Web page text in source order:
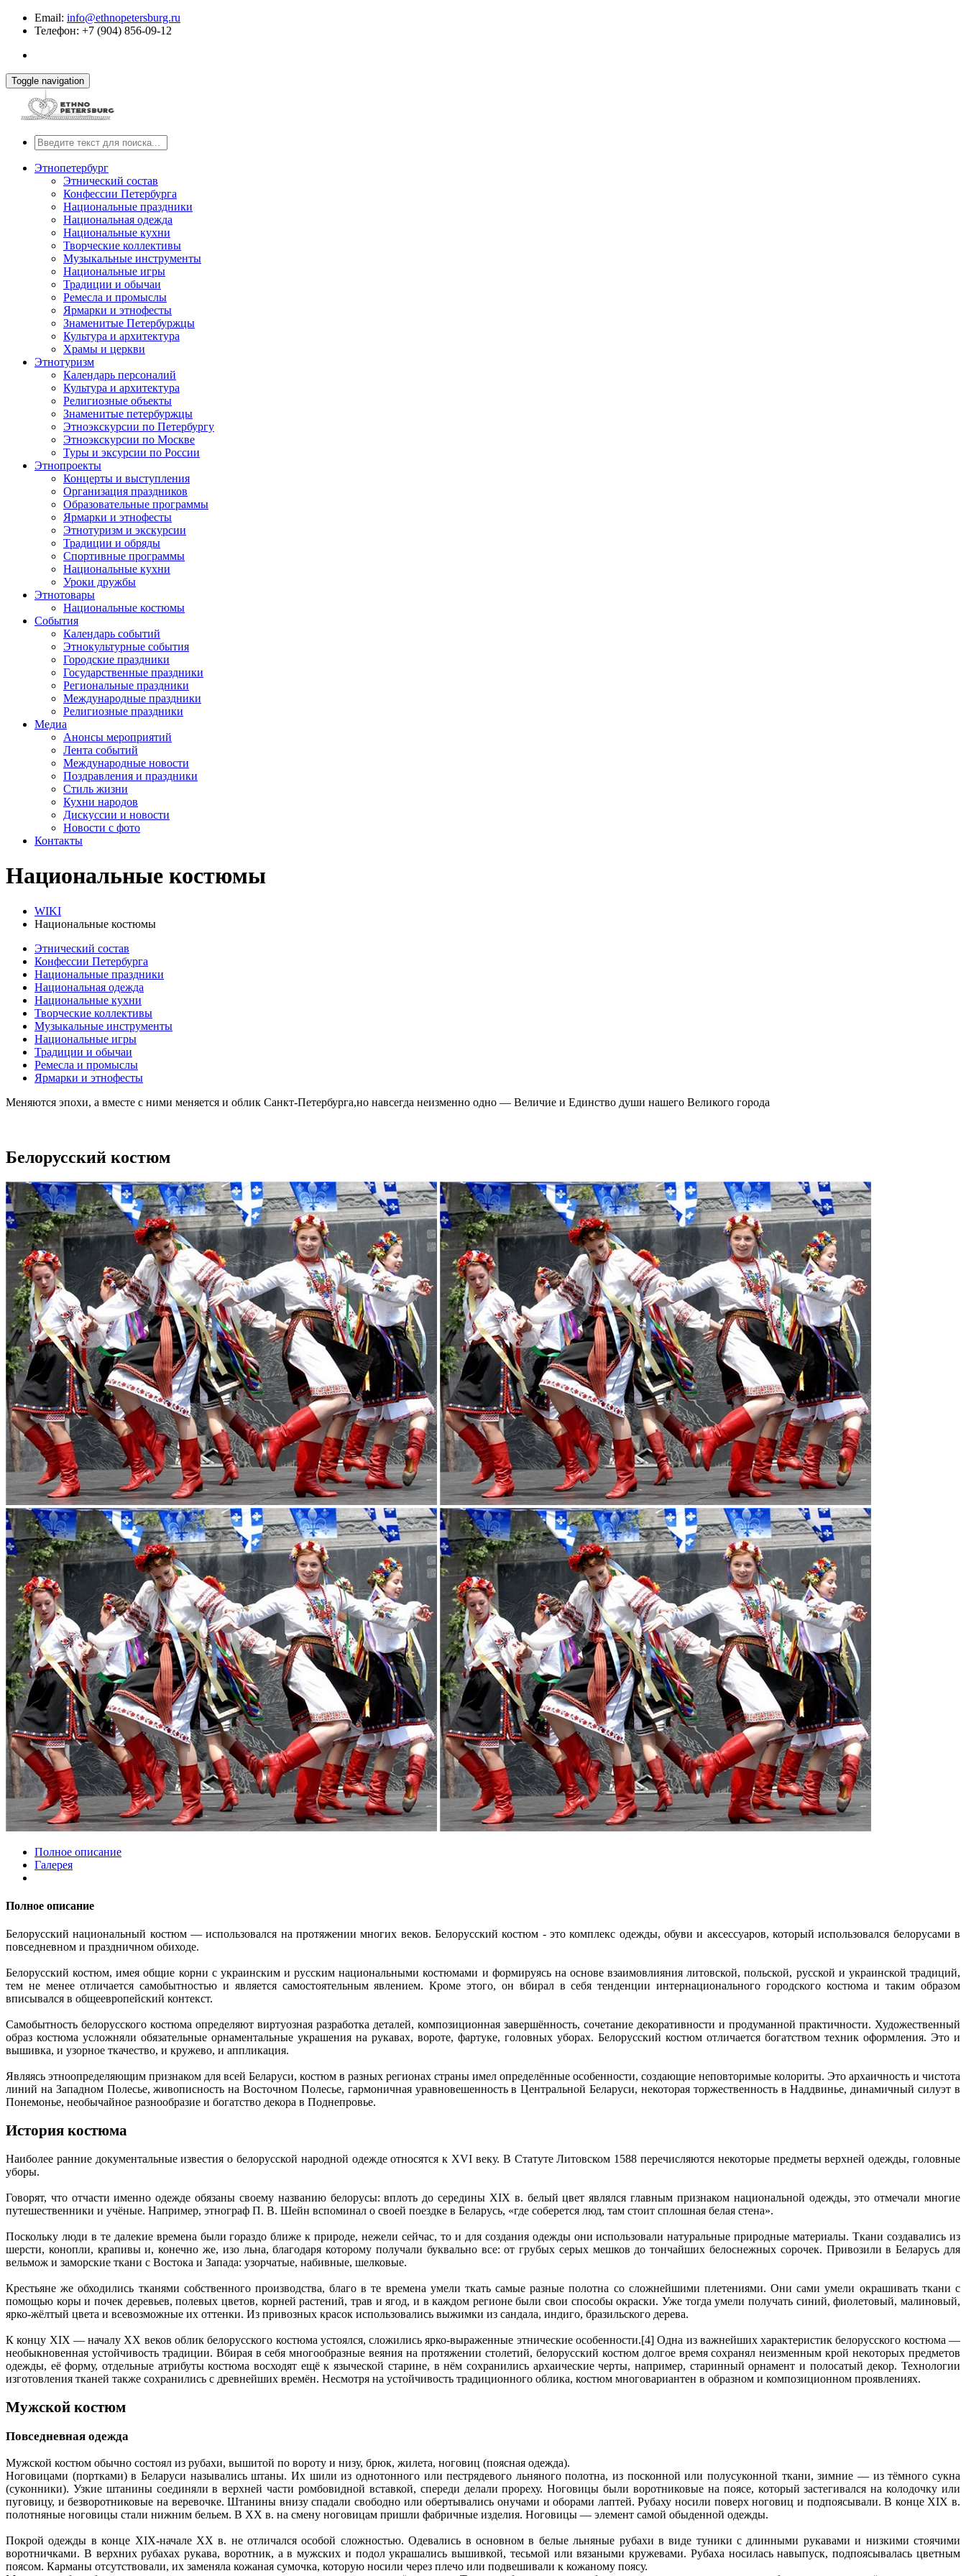
Email: info@ethnopetersburg.ru
Телефон: +7 (904) 856-09-12
Toggle navigation
Этнопетербург
Этнический состав
Конфессии Петербурга
Национальные праздники
Национальная одежда
Национальные кухни
Творческие коллективы
Музыкальные инструменты
Национальные игры
Традиции и обычаи
Ремесла и промыслы
Ярмарки и этнофесты
Знаменитые Петербуржцы
Культура и архитектура
Храмы и церкви
Этнотуризм
Календарь персоналий
Культура и архитектура
Религиозные объекты
Знаменитые петербуржцы
Этноэкскурсии по Петербургу
Этноэкскурсии по Москве
Туры и эксурсии по России
Этнопроекты
Концерты и выступления
Организация праздников
Образовательные программы
Ярмарки и этнофесты
Этнотуризм и экскурсии
Традиции и обряды
Спортивные программы
Национальные кухни
Уроки дружбы
Этнотовары
Национальные костюмы
События
Календарь событий
Этнокультурные события
Городские праздники
Государственные праздники
Региональные праздники
Международные праздники
Религиозные праздники
Медиа
Анонсы мероприятий
Лента событий
Международные новости
Поздравления и праздники
Cтиль жизни
Кухни народов
Дискуссии и новости
Новости с фото
Контакты
Национальные костюмы
WIKI
Национальные костюмы
Этнический состав
Конфессии Петербурга
Национальные праздники
Национальная одежда
Национальные кухни
Творческие коллективы
Музыкальные инструменты
Национальные игры
Традиции и обычаи
Ремесла и промыслы
Ярмарки и этнофесты
Меняются эпохи, а вместе с ними меняется и облик Санкт-Петербурга,но навсегда неизменно одно — Величие и Единство души нашего Великого города
Белорусский костюм
Полное описание
Галерея
Полное описание
Белорусский национальный костюм — использовался на протяжении многих веков. Белорусский костюм - это комплекс одежды, обуви и аксессуаров, который использовался белорусами в
повседневном и праздничном обиходе.
Белорусский костюм, имея общие корни с украинским и русским национальными костюмами и формируясь на основе взаимовлияния литовской, польской, русской и украинской традиций,
тем не менее отличается самобытностью и является самостоятельным явлением. Кроме этого, он вбирал в себя тенденции интернационального городского костюма и таким образом
вписывался в общеевропейский контекст.
Самобытность белорусского костюма определяют виртуозная разработка деталей, композиционная завершённость, сочетание декоративности и продуманной практичности. Художественный
образ костюма усложняли обязательные орнаментальные украшения на рукавах, вороте, фартуке, головных уборах. Белорусский костюм отличается богатством техник оформления. Это и
вышивка, и узорное ткачество, и кружево, и аппликация.
Являясь этноопределяющим признаком для всей Беларуси, костюм в разных регионах страны имел определённые особенности, создающие неповторимые колориты. Это архаичность и чистота
линий на Западном Полесье, живописность на Восточном Полесье, гармоничная уравновешенность в Центральной Беларуси, некоторая торжественность в Наддвинье, динамичный силуэт в
Понемонье, необычайное разнообразие и богатство декора в Поднепровье.
История костюма
Наиболее ранние документальные известия о белорусской народной одежде относятся к XVI веку. В Статуте Литовском 1588 перечисляются некоторые предметы верхней одежды, головные
уборы.
Говорят, что отчасти именно одежде обязаны своему названию белорусы: вплоть до середины XIX в. белый цвет являлся главным признаком национальной одежды, это отмечали многие
путешественники и учёные. Например, этнограф П. В. Шейн вспоминал о своей поездке в Беларусь, «где соберется люд, там стоит сплошная белая стена».
Поскольку люди в те далекие времена были гораздо ближе к природе, нежели сейчас, то и для создания одежды они использовали натуральные природные материалы. Ткани создавались из
шерсти, конопли, крапивы и, конечно же, изо льна, благодаря которому получали буквально все: от грубых серых мешков до тончайших белоснежных сорочек. Привозили в Беларусь для
вельмож и заморские ткани с Востока и Запада: узорчатые, набивные, шелковые.
Крестьяне же обходились тканями собственного производства, благо в те времена умели ткать самые разные полотна со сложнейшими плетениями. Они сами умели окрашивать ткани с
помощью коры и почек деревьев, полевых цветов, корней растений, трав и ягод, и в каждом регионе были свои способы окраски. Уже тогда умели получать синий, фиолетовый, малиновый,
ярко-жёлтый цвета и всевозможные их оттенки. Из привозных красок использовались выжимки из сандала, индиго, бразильского дерева.
К концу XIX — началу XX веков облик белорусского костюма устоялся, сложились ярко-выраженные этнические особенности.[4] Одна из важнейших характеристик белорусского костюма —
необыкновенная устойчивость традиции. Вбирая в себя многообразные веяния на протяжении столетий, белорусский костюм долгое время сохранял неизменным крой некоторых предметов
одежды, её форму, отдельные атрибуты костюма восходят ещё к языческой старине, в нём сохранились архаические черты, например, старинный орнамент и полосатый декор. Технологии
изготовления тканей также сохранились с древнейших времён. Несмотря на устойчивость традиционного облика, костюм многовариантен в образном и композиционном проявлениях.
Мужской костюм
Повседневная одежда
Мужской костюм обычно состоял из рубахи, вышитой по вороту и низу, брюк, жилета, ноговиц (поясная одежда).
Ноговицами (портками) в Беларуси назывались штаны. Их шили из однотонного или пестрядевого льняного полотна, из посконной или полусуконной ткани, зимние — из тёмного сукна
(суконники). Узкие штанины соединяли в верхней части ромбовидной вставкой, спереди делали прореху. Ноговицы были воротниковые на поясе, который застегивался на колодочку или
пуговицу, и безворотниковые на веревочке. Штанины внизу спадали свободно или обертывались онучами и оборами лаптей. Рубаху носили поверх ноговиц и подпоясывали. В конце XIX в.
полотняные ноговицы стали нижним бельем. В XX в. на смену ноговицам пришли фабричные изделия. Ноговицы — элемент самой обыденной одежды.
Покрой одежды в конце XIX-начале XX в. не отличался особой сложностью. Одевались в основном в белые льняные рубахи в виде туники с длинными рукавами и низкими стоячими
воротничками. В верхних рубахах рукава, воротник, а в мужских и подол украшались вышивкой, тесьмой или вязаными кружевами. Рубаха носилась навыпуск, подпоясывалась цветным
поясом. Карманы отсутствовали, их заменяла кожаная сумочка, которую носили через плечо или подвешивали к кожаному поясу.